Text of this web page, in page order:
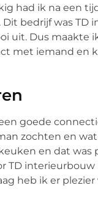
had ik na een
bedrijf was TD
uit. Dus maakte
met iemand en
goede
zochten en
en dat was
TD
heb ik er